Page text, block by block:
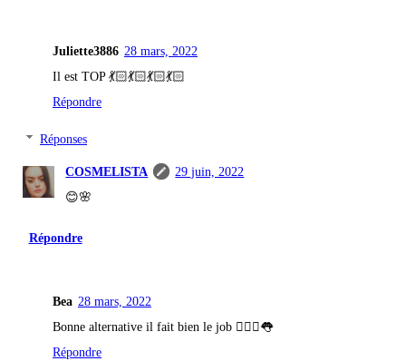
Juliette3886 28 mars, 2022
Il est TOP 💃🏻💃🏻💃🏻💃🏻
Répondre
Réponses
COSMELISTA
29 juin, 2022
😊🌸
Répondre
Bea 28 mars, 2022
Bonne alternative il fait bien le job 👱🏻‍♀️👅
Répondre